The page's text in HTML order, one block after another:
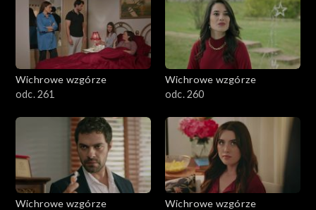
Wichrowe wzgórze
odc. 261
Wichrowe wzgórze
odc. 260
Wichrowe wzgórze
Wichrowe wzgórze